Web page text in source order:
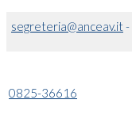
segreteria@anceav.it-
0825-36616